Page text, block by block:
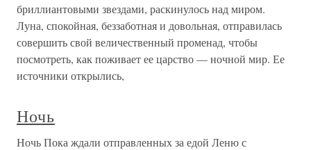
бриллиантовыми звездами, раскинулось над миром.
Луна, спокойная, беззаботная и довольная, отправилась
совершить свой величественный променад, чтобы
посмотреть, как поживает ее царство — ночной мир. Ее
источники открылись,
Ночь
Ночь Пока ждали отправленных за едой Леню с